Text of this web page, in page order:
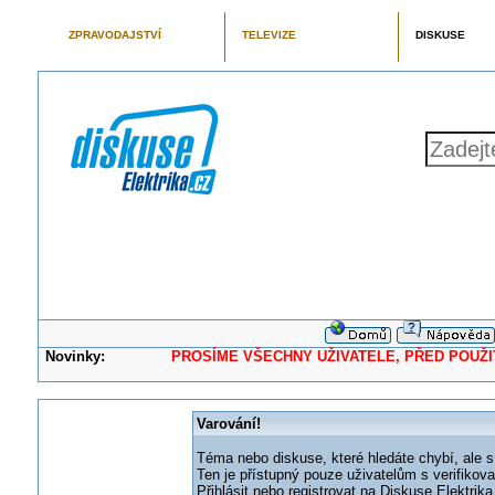
ZPRAVODAJSTVÍ TELEVIZE DISKUSE
Novinky: PROSÍME VŠECHNY UŽIVATELE, PŘED
Varování!
Téma nebo diskuse, které hledáte chybí, ale
Ten je přístupný pouze uživatelům s
Přihlásit nebo registrovat na Diskuse